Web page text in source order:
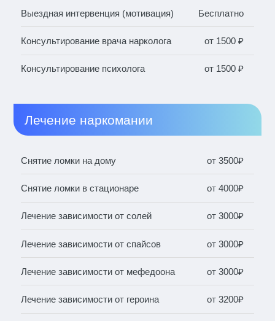
Выездная интервенция (мотивация) Бесплатно
Консультирование врача нарколога от 1500 ₽
Консультирование психолога от 1500 ₽
Лечение наркомании
Снятие ломки на дому от 3500₽
Снятие ломки в стационаре от 4000₽
Лечение зависимости от солей от 3000₽
Лечение зависимости от спайсов от 3000₽
Лечение зависимости от мефедоона от 3000₽
Лечение зависимости от героина от 3200₽